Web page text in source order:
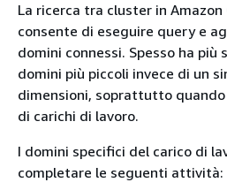
La ricerca tra cluster in
consente di eseguire query e
domini connessi. Spesso ha più
domini più piccoli invece di un
dimensioni, soprattutto
di carichi di lavoro.
I domini specifici del carico di
completare le seguenti attività: